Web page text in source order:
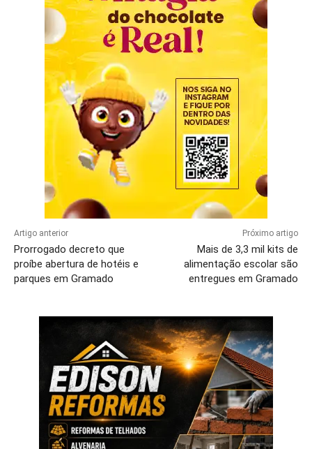
Artigo anterior
Prorrogado decreto que
proíbe abertura de hotéis e
parques em Gramado
Próximo artigo
Mais de 3,3 mil kits de
alimentação escolar são
entregues em Gramado